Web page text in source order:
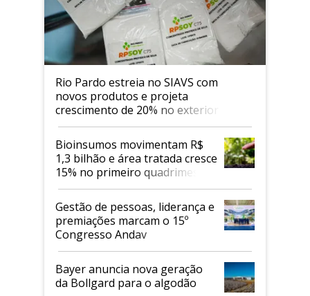
Rio Pardo estreia no SIAVS com
novos produtos e projeta
crescimento de 20% no exterior
Bioinsumos movimentam R$
1,3 bilhão e área tratada cresce
15% no primeiro quadrimestre
de 2026
Gestão de pessoas, liderança e
premiações marcam o 15º
Congresso Andav
Bayer anuncia nova geração
da Bollgard para o algodão